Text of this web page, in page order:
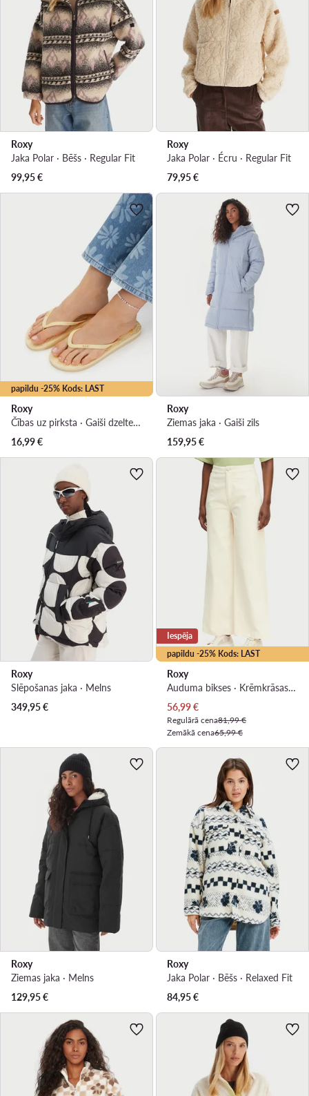
Roxy
Jaka Polar · Bēšs · Regular Fit
99,95€
Roxy
Jaka Polar · Écru · Regular Fit
79,95€
papildu -25% Kods: LAST
Roxy
Čības uz pirksta · Gaiši dzeltena
16,99€
Roxy
Ziemas jaka · Gaiši zils
159,95€
Roxy
Slēpošanas jaka · Melns
349,95€
papildu -25% Kods: LAST
Iespēja
Roxy
Auduma bikses · Krēmkrāsas · Regular Fit
Pašreizējā cena
56,99€
Regulārā cena81,99 €
Zemākā cena65,99 €
Roxy
Ziemas jaka · Melns
129,95€
Roxy
Jaka Polar · Bēšs · Relaxed Fit
84,95€